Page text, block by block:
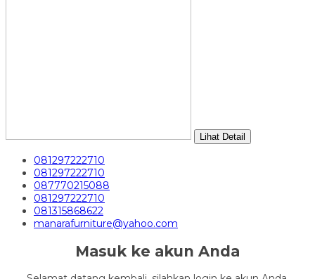
Lihat Detail
081297222710
081297222710
087770215088
081297222710
081315868622
manarafurniture@yahoo.com
Masuk ke akun Anda